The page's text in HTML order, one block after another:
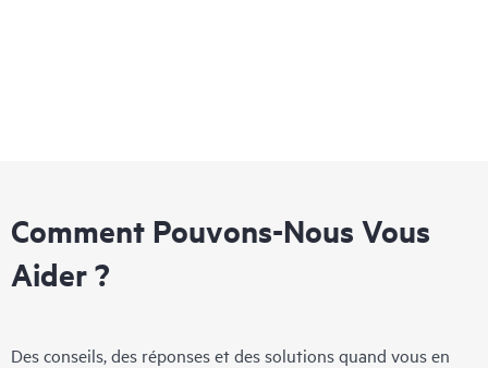
Comment Pouvons-Nous Vous
Aider ?
Des conseils, des réponses et des solutions quand vous en